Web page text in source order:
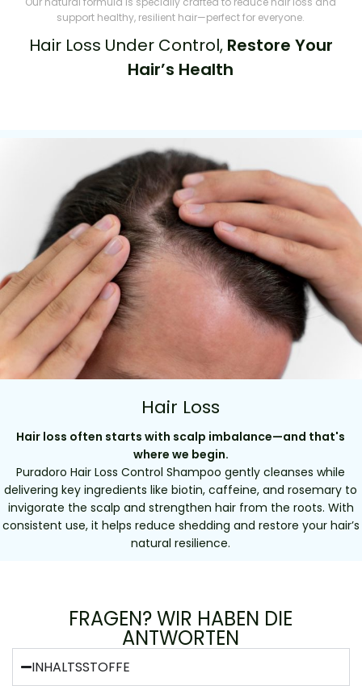
support healthy, resilient hair—perfect for everyone.
Hair Loss Under Control, Restore Your
Hair’s Health
Hair Loss
Hair loss often starts with scalp imbalance—and that's
where we begin.
Puradoro Hair Loss Control Shampoo gently cleanses while
delivering key ingredients like biotin, caffeine, and rosemary to
invigorate the scalp and strengthen hair from the roots. With
consistent use, it helps reduce shedding and restore your hair’s
natural resilience.
FRAGEN? WIR HABEN DIE
ANTWORTEN
INHALTSSTOFFE